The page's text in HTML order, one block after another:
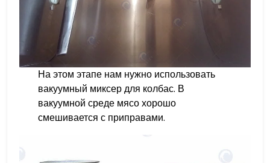
На этом этапе нам нужно использовать
вакуумный миксер для колбас. В
вакуумной среде мясо хорошо
смешивается с приправами.